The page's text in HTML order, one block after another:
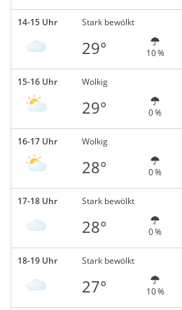
14-15 Uhr Stark bewölkt
29° 10 %
15-16 Uhr Wolkig
29° 0 %
16-17 Uhr Wolkig
28° 0 %
17-18 Uhr Stark bewölkt
28° 0 %
18-19 Uhr Stark bewölkt
27° 10 %